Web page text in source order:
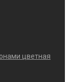
цветная